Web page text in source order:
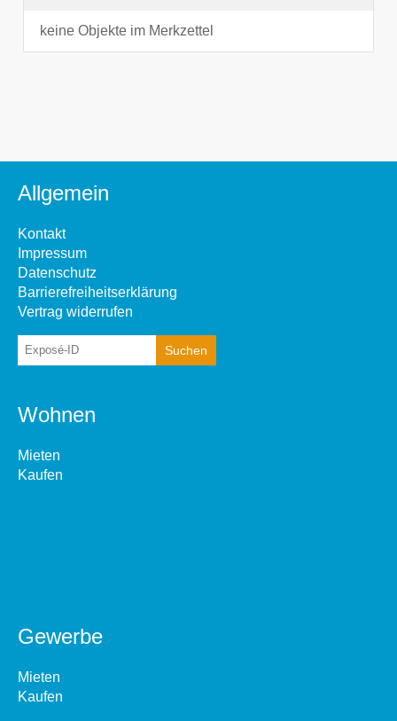
keine Objekte im Merkzettel
Allgemein
Kontakt
Impressum
Datenschutz
Barrierefreiheitserklärung
Vertrag widerrufen
Wohnen
Mieten
Kaufen
Gewerbe
Mieten
Kaufen